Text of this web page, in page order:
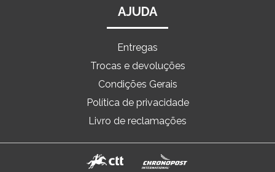
AJUDA
Entregas
Trocas e devoluções
Condições Gerais
Política de privacidade
Livro de reclamações